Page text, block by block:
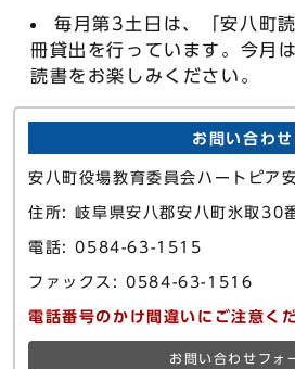
毎月第3土日は、「安八町
冊貸出を行っています。今月
読書をお楽しみください。
お問い合わせ
安八町役場教育委員会ハートピア
住所: 岐阜県安八郡安八町氷取30
電話: 0584-63-1515
ファックス: 0584-63-1516
電話番号のかけ間違いにご注意く
お問い合わせフォ